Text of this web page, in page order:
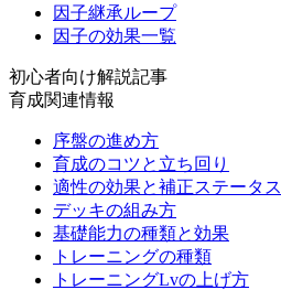
因子継承ループ
因子の効果一覧
初心者向け解説記事
育成関連情報
序盤の進め方
育成のコツと立ち回り
適性の効果と補正ステータス
デッキの組み方
基礎能力の種類と効果
トレーニングの種類
トレーニングLvの上げ方